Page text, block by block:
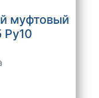
муфтовый
Ру10